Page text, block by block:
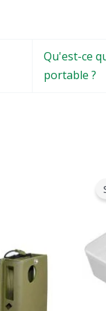
Qu'est-ce
portable ?